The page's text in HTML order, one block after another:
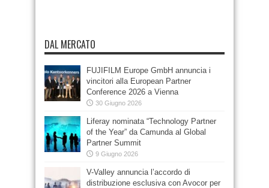
DAL MERCATO
FUJIFILM Europe GmbH annuncia i
vincitori alla European Partner
Conference 2026 a Vienna
30 Giugno 2026
Liferay nominata “Technology Partner
of the Year” da Camunda al Global
Partner Summit
9 Giugno 2026
V-Valley annuncia l’accordo di
distribuzione esclusiva con Avocor per